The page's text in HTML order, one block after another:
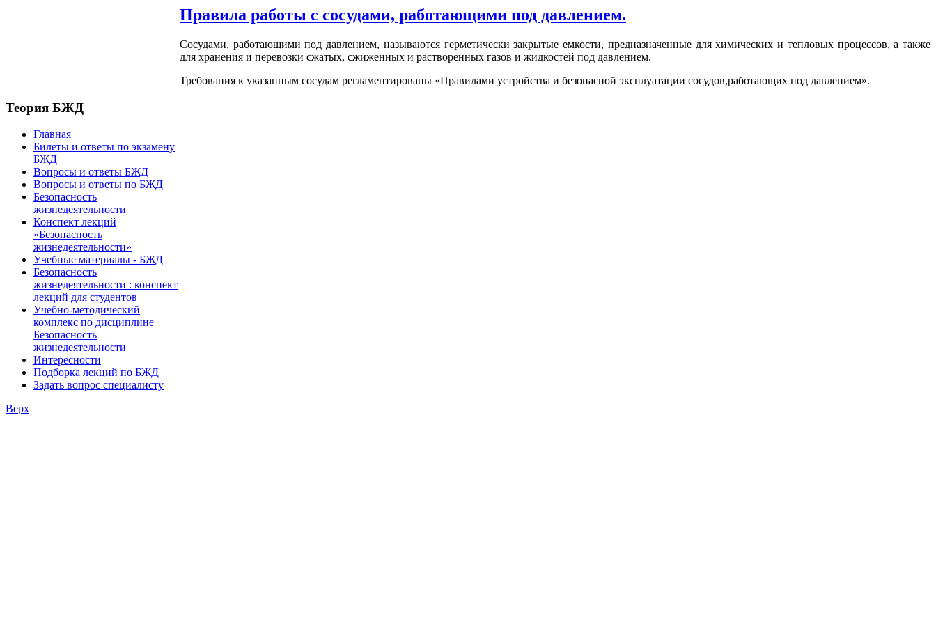
Правила работы с сосудами, работающими под давлением.
Сосудами, работающими под давлением, называются герметически закрытые емкости, предназначенные для химических и тепловых процессов, а также
для хранения и перевозки сжатых, сжиженных и растворенных газов и жидкостей под давлением.
Требования к указанным сосудам регламентированы «Правилами устройства и безопасной эксплуатации сосудов,работающих под давлением».
Теория БЖД
Главная
Билеты и ответы по экзамену
БЖД
Вопросы и ответы БЖД
Вопросы и ответы по БЖД
Безопасность
жизнедеятельности
Конспект лекций
«Безопасность
жизнедеятельности»
Учебные материалы - БЖД
Безопасность
жизнедеятельности : конспект
лекций для студентов
Учебно-методический
комплекс по дисциплине
Безопасность
жизнедеятельности
Интересности
Подборка лекций по БЖД
Задать вопрос специалисту
Верх